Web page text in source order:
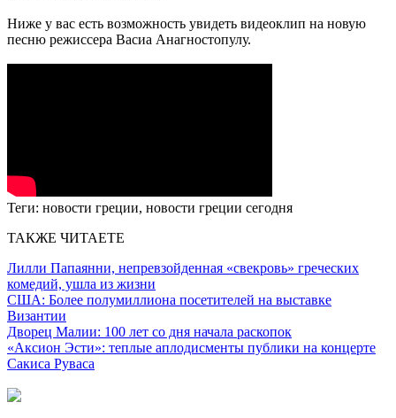
Ниже у вас есть возможность увидеть видеоклип на новую
песню режиссера Васиа Анагностопулу.
Теги: новости греции, новости греции сегодня
ТАКЖЕ ЧИТАЕТЕ
Лилли Папаянни, непревзойденная «свекровь» греческих
комедий, ушла из жизни
США: Более полумиллиона посетителей на выставке
Византии
Дворец Малии: 100 лет со дня начала раскопок
«Аксион Эсти»: теплые аплодисменты публики на концерте
Сакиса Руваса